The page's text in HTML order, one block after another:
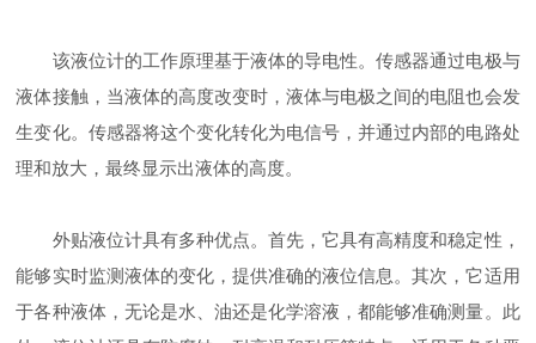
该液位计的工作原理基于液体的导电性。传感器通过电极与
液体接触，当液体的高度改变时，液体与电极之间的电阻也会发
生变化。传感器将这个变化转化为电信号，并通过内部的电路处
理和放大，最终显示出液体的高度。
外贴液位计具有多种优点。首先，它具有高精度和稳定性，
能够实时监测液体的变化，提供准确的液位信息。其次，它适用
于各种液体，无论是水、油还是化学溶液，都能够准确测量。此